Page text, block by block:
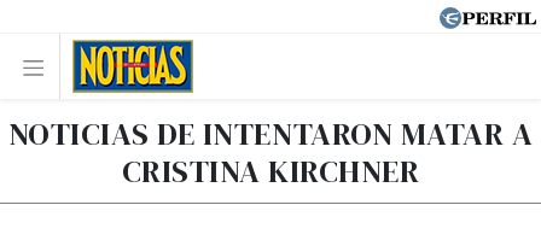
NOTICIAS DE INTENTARON MATAR A
CRISTINA KIRCHNER